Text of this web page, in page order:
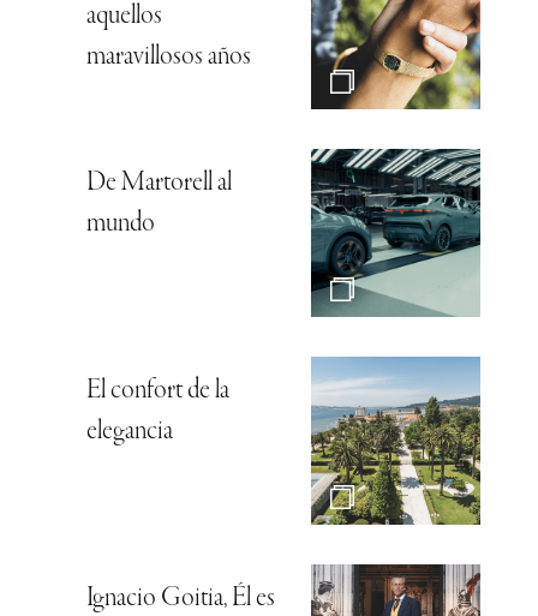
aquellos
maravillosos años
De Martorell al
mundo
El confort de la
elegancia
Ignacio Goitia, Él es